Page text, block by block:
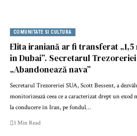
COMUNITATE SI CULTURA
Elita iraniană ar fi transferat
în Dubai”. Secretarul Trezoreriei
„Abandonează nava”
Secretarul Trezoreriei SUA, Scott Bessent, a
monitorizează ceea ce a caracterizat drept un
la conducere în Iran, pe fondul…
3 Min Read